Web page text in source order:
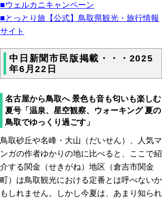
■ウェルカニキャンペーン
■とっとり旅【公式】鳥取県観光・旅行情報
サイト
中日新聞市民版掲載・・・2025
年6月22日
名古屋から鳥取へ 景色も音も匂いも楽しむ
夏号「温泉、星空観察、ウォーキング 夏の
鳥取でゆっくり過ごす」
鳥取砂丘や名峰・大山（だいせん）、人気マ
ンガの作者ゆかりの地に比べると、ここで紹
介する関金（せきがね）地区（倉吉市関金
町）は鳥取観光における定番とは呼べないか
もしれません。しかし今夏は、あまり知られ